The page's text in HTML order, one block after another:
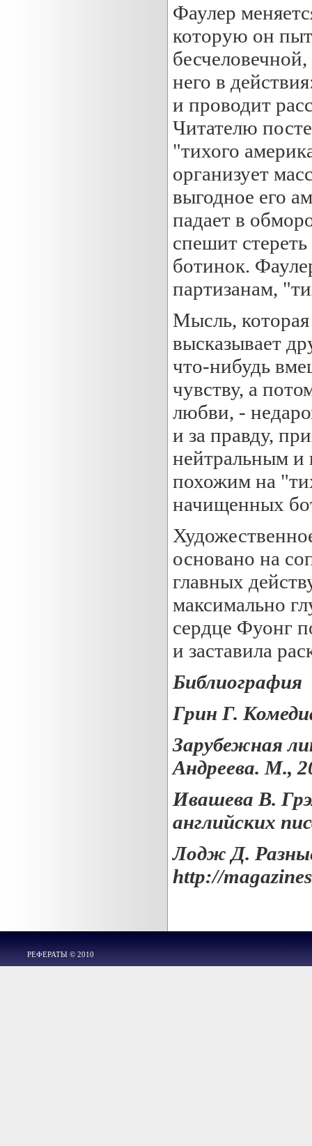
Фаулер
которую он
него в
и проводит
Читателю
"тихого
организует
выгодное его
падает в
спешит
ботинок.
партизанам,
Мысль,
высказывает
что-нибудь
чувству, а
любви, -
и за правду,
нейтральным и
похожим на
начищенных
основано на
главных
максимально
сердце Фуонг
и заставила
Библиография
Грин Г.
Зарубежная
Андреева. М.,
Ивашева В.
английских
Лодж Д.
http://
РЕФЕРАТЫ © 2010